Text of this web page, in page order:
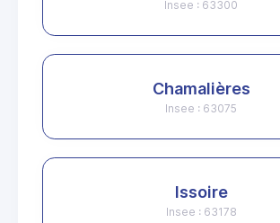
Insee : 63300
Chamalières
Insee : 63075
Issoire
Insee : 63178